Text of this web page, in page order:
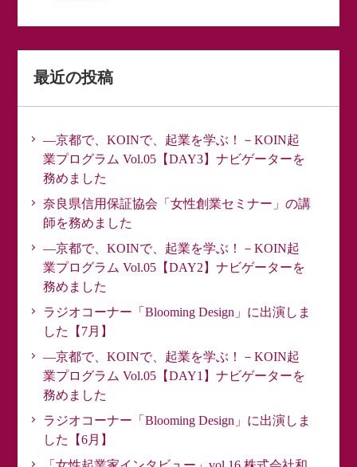
最近の投稿
―京都で、KOINで、起業を学ぶ！－KOIN起
業プログラム Vol.05【DAY3】ナビゲーターを
務めました
奈良県信用保証協会「女性創業セミナー」の講
師を務めました
―京都で、KOINで、起業を学ぶ！－KOIN起
業プログラム Vol.05【DAY2】ナビゲーターを
務めました
ラジオコーナー「Blooming Design」に出演しま
した【7月】
―京都で、KOINで、起業を学ぶ！－KOIN起
業プログラム Vol.05【DAY1】ナビゲーターを
務めました
ラジオコーナー「Blooming Design」に出演しま
した【6月】